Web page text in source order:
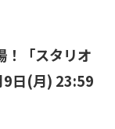
「スタリオ
9日(月) 23:59